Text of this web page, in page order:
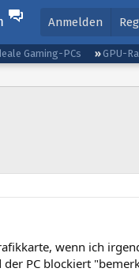
Anmelden
Gaming-PCs GPU-
wenn ich
PC blockiert